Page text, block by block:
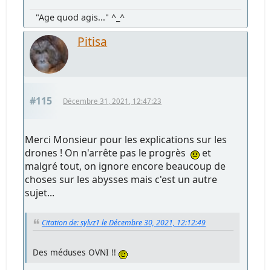
"Age quod agis..." ^_^
Pitisa
#115 Décembre 31, 2021, 12:47:23
Merci Monsieur pour les explications sur les
drones ! On n'arrête pas le progrès
et
malgré tout, on ignore encore beaucoup de
choses sur les abysses mais c'est un autre
sujet...
Citation de: sylvz1 le Décembre 30, 2021, 12:12:49
Des méduses OVNI !!